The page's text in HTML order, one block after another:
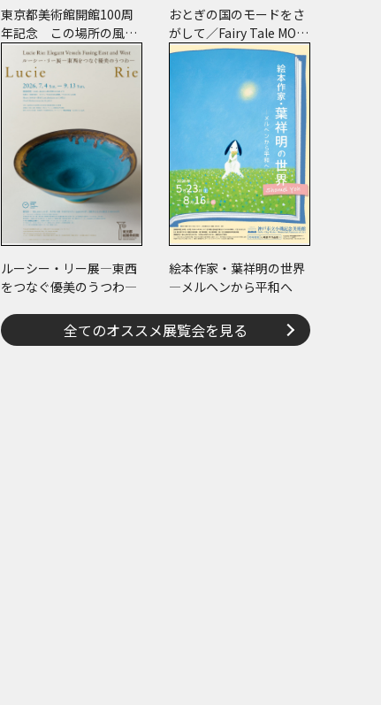
東京都美術館開館100周
年記念 この場所の風景
―上野・大牟田・ブエノ
スアイレス
おとぎの国のモードをさ
がして／Fairy Tale MOD
E
ルーシー・リー展―東西
をつなぐ優美のうつわ―
絵本作家・葉祥明の世界
―メルヘンから平和へ
全てのオススメ展覧会を見る